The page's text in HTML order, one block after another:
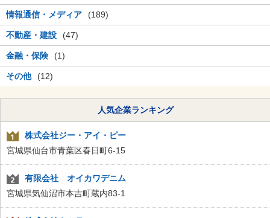
情報通信・メディア (189)
不動産・建設 (47)
金融・保険 (1)
その他 (12)
人気企業ランキング
株式会社ジー・アイ・ピー
宮城県仙台市青葉区春日町6-15
有限会社 オイカワデニム
宮城県気仙沼市本吉町蔵内83-1